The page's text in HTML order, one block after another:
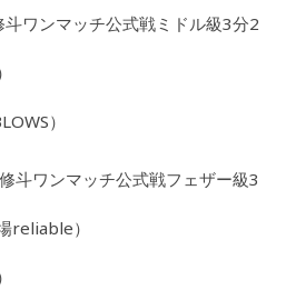
ワンマッチ公式戦ミドル級3分2
）
斗ワンマッチ公式戦フェザー級3
reliable）